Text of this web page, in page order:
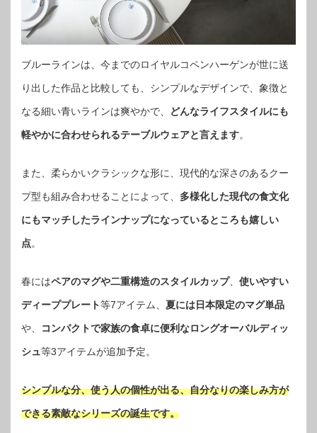
ブルーラインは、今までのロイヤルコペンハーゲンが世に送
り出した作品と比較しても、シンプルなデザインで、象徴と
なる細い青いラインは爽やかで、 どんなライフスタイルにも
軽やかに合わせられるテーブルウェアと言えます。
また、柔らかいクラシックな形に、現代的な深さのあるクー
プ型も組み合わせることによって、 多様化した現代の食文化
にもマッチしたラインナップになっているところも嬉しい
点。
春にはペアのマグや二重構造のスタイルカップ、 使いやすい
ディーププレート等7アイテム、 夏には日本限定のマグ単品
や、 コンパクトで家族の食卓に便利なロングオーバルディッ
シュ等3アイテムが追加予定。
シンプルな分、使う人の個性が出る、自分なりの楽しみ方が
できる素敵なシリーズの誕生です。